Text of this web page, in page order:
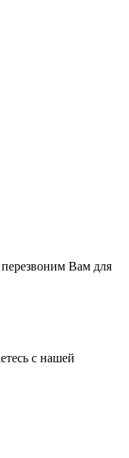
Вам для
с нашей